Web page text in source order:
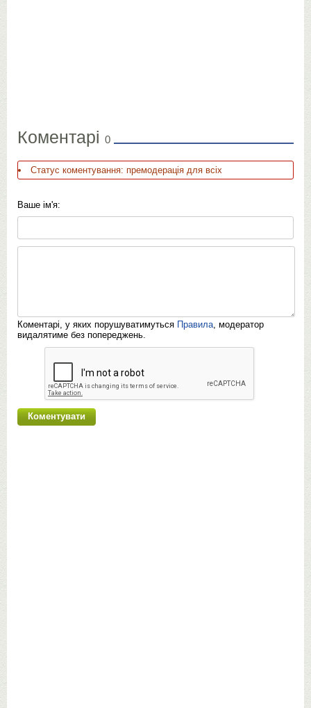
Коментарі 0
Статус коментування: премодерація для всіх
Ваше ім'я:
Коментарі, у яких порушуватимуться Правила, модератор
видалятиме без попереджень.